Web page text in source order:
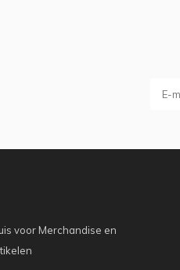
voor Merchandise en